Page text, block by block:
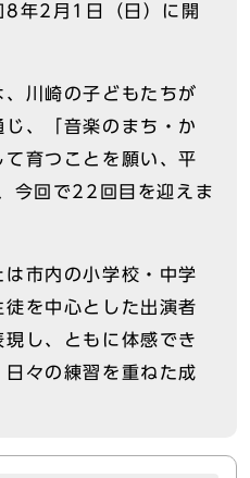
8年2月1日（日）に開
川崎の子どもたちが
、「音楽のまち・か
育つことを願い、平
今回で22回目を迎えま
市内の小学校・中学
を中心とした出演者
し、ともに体感でき
々の練習を重ねた成